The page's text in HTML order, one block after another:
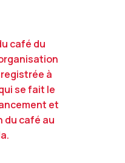
café du
à
se fait le
et
du café au